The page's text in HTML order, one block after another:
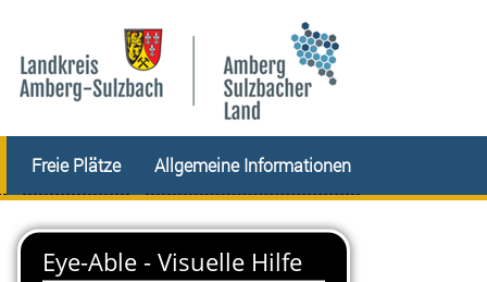
Freie Plätze Allgemeine Informationen